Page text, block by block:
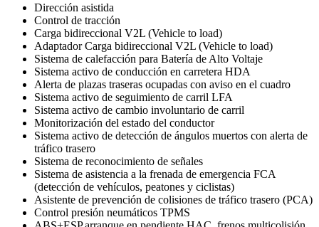
Dirección asistida
Control de tracción
Carga bidireccional V2L (Vehicle to load)
Adaptador Carga bidireccional V2L (Vehicle to load)
Sistema de calefacción para Batería de Alto Voltaje
Sistema activo de conducción en carretera HDA
Alerta de plazas traseras ocupadas con aviso en el cuadro
Sistema activo de seguimiento de carril LFA
Sistema activo de cambio involuntario de carril
Monitorización del estado del conductor
Sistema activo de detección de ángulos muertos con alerta de
tráfico trasero
Sistema de reconocimiento de señales
Sistema de asistencia a la frenada de emergencia FCA
(detección de vehículos, peatones y ciclistas)
Asistente de prevención de colisiones de tráfico trasero (PCA)
Control presión neumáticos TPMS